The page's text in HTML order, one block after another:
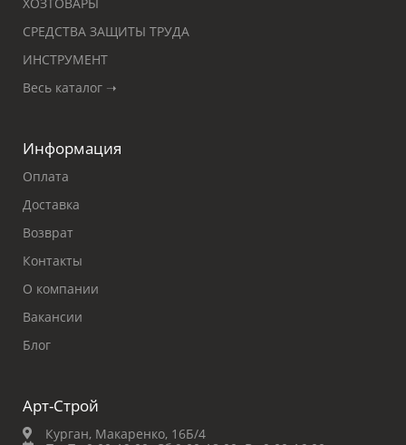
СРЕДСТВА ЗАЩИТЫ ТРУДА
ИНСТРУМЕНТ
Весь каталог ➝
Информация
Оплата
Доставка
Возврат
Контакты
О компании
Вакансии
Блог
Арт-Строй
Курган, Макаренко, 16Б/4